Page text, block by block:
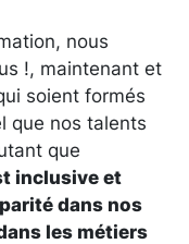
nous
!, maintenant et
soient formés
que nos talents
que
inclusive et
dans nos
les métiers